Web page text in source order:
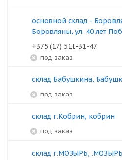
основной склад -
Боровляны, ул. 40 лет
+375 (17) 511-31-47
под заказ
склад Бабушкина,
под заказ
склад г.Кобрин, кобрин
под заказ
склад г.МОЗЫРЬ, .МОЗЫРЬ